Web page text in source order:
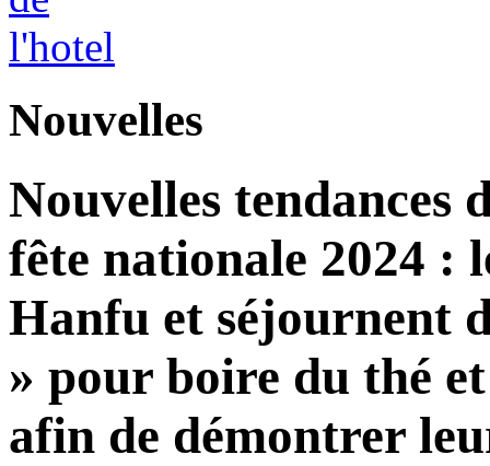
Nouvelles
Nouvelles tendances
fête nationale 2024 :
Hanfu et séjournent
» pour boire du thé
afin de démontrer